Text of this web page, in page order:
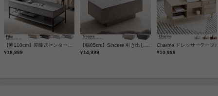
¥18,999
¥14,999
Charme ドレッサーテーブ
¥10,999